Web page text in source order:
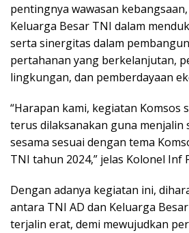
pentingnya wawasan
Keluarga Besar TNI dalam
serta sinergitas dalam
pertahanan yang berkelanjutan,
lingkungan, dan pemberdayaan
“Harapan kami, kegiatan Komsos
terus dilaksanakan guna
sesama sesuai dengan tema
TNI tahun 2024,” jelas Kolonel Inf
Dengan adanya kegiatan ini,
antara TNI AD dan Keluarga
terjalin erat, demi mewujudkan